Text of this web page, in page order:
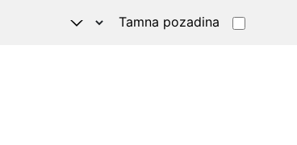
Tamna pozadina